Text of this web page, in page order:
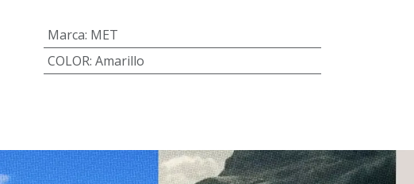
Marca: MET
COLOR: Amarillo